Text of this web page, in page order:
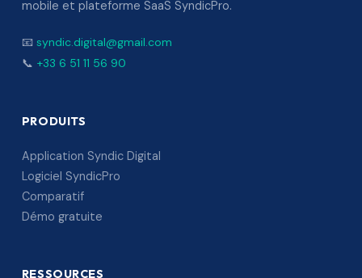
mobile et plateforme SaaS SyndicPro.
📧 syndic.digital@gmail.com
📞 +33 6 51 11 56 90
PRODUITS
Application Syndic Digital
Logiciel SyndicPro
Comparatif
Démo gratuite
RESSOURCES